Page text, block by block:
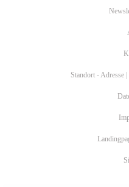
Standort - Adresse